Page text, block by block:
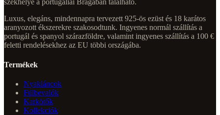
székhelye a portugáliai Bragában található.
Luxus, elegáns, mindennapra tervezett 925-ös ezüst és 18 karátos
aranyozott ékszerekre szakosodtunk. Ingyenes normál szállítás a
portugál és spanyol szárazföldre, valamint ingyenes szállítás a 100 €
feletti rendelésekhez az EU többi országába.
Termékek
Nyakláncok
Fülbevalók
Karkötők
Kollekciók